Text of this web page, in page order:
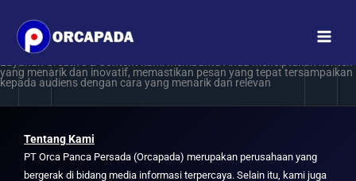
konten
Creative & Content
yang menarik dan inovatif, memastikan pesan yang tepat tersampaikan
kepada audiens dengan cara yang menarik dan relevan
Tentang Kami
PT Orca Panca Persada (Orcapada) merupakan perusahaan yang
bergerak di bidang media informasi terpercaya. Selain itu, kami juga